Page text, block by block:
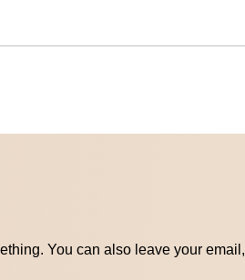
You can also leave your email,